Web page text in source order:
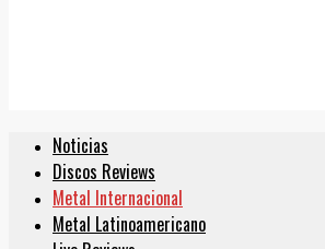
Noticias
Discos Reviews
Metal Internacional
Metal Latinoamericano